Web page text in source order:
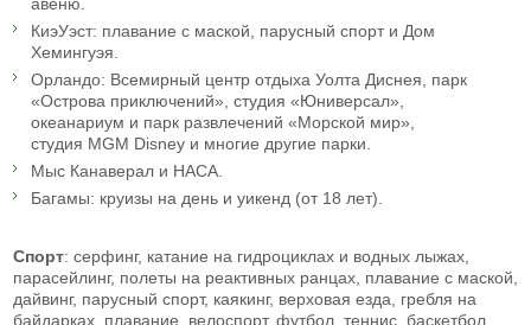
КиэУэст: плавание с маской, парусный спорт и Дом
Хемингуэя.
Орландо: Всемирный центр отдыха Уолта Диснея, парк
«Острова приключений», студия «Юниверсал»,
океанариум и парк развлечений «Морской мир»,
студия MGM Disney и многие другие парки.
Мыс Канаверал и НАСА.
Багамы: круизы на день и уикенд (от 18 лет).
Спорт: серфинг, катание на гидроциклах и водных лыжах,
парасейлинг, полеты на реактивных ранцах, плавание с маской,
дайвинг, парусный спорт, каякинг, верховая езда, гребля на
байдарках, плавание, велоспорт, футбол, теннис, баскетбол,